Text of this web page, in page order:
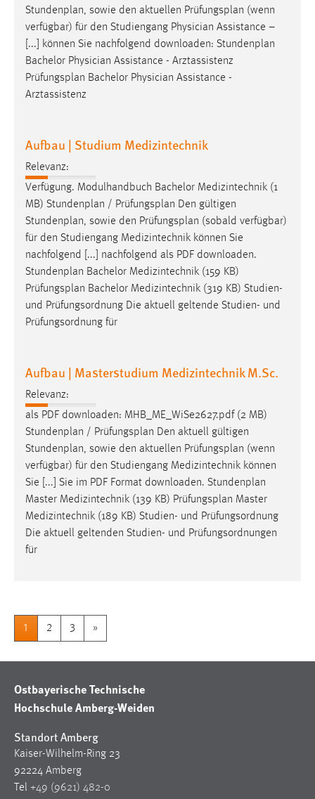
Stundenplan, sowie den aktuellen Prüfungsplan (wenn
verfügbar) für den Studiengang Physician Assistance –
[...] können Sie nachfolgend downloaden: Stundenplan
Bachelor Physician Assistance - Arztassistenz
Prüfungsplan Bachelor Physician Assistance -
Arztassistenz
Aufbau | Studium Medizintechnik
Relevanz:
Verfügung. Modulhandbuch Bachelor Medizintechnik (1
MB) Stundenplan / Prüfungsplan Den gültigen
Stundenplan, sowie den Prüfungsplan (sobald verfügbar)
für den Studiengang Medizintechnik können Sie
nachfolgend [...] nachfolgend als PDF downloaden.
Stundenplan Bachelor Medizintechnik (159 KB)
Prüfungsplan Bachelor Medizintechnik (319 KB) Studien-
und Prüfungsordnung Die aktuell geltende Studien- und
Prüfungsordnung für
Aufbau | Masterstudium Medizintechnik M.Sc.
Relevanz:
als PDF downloaden: MHB_ME_WiSe2627.pdf (2 MB)
Stundenplan / Prüfungsplan Den aktuell gültigen
Stundenplan, sowie den aktuellen Prüfungsplan (wenn
verfügbar) für den Studiengang Medizintechnik können
Sie [...] Sie im PDF Format downloaden. Stundenplan
Master Medizintechnik (139 KB) Prüfungsplan Master
Medizintechnik (189 KB) Studien- und Prüfungsordnung
Die aktuell geltenden Studien- und Prüfungsordnungen
für
1 2 3 »
Ostbayerische Technische
Hochschule Amberg-Weiden
Standort Amberg
Kaiser-Wilhelm-Ring 23
92224 Amberg
Tel +49 (9621) 482-0